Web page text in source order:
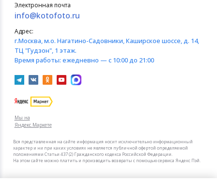
Мы на
Яндекс.Маркете
Электронная почта
info@kotofoto.ru
Адрес:
г.Москва, м.о. Нагатино-Садовники, Каширское шоссе, д. 14,
ТЦ "Гудзон", 1 этаж.
Время работы: ежедневно — с 10:00 до 21:00
Вся представленная на сайте информация носит исключительно информационный
характер и ни при каких условиях не является публичной офертой определяемой
положениями Статьи 437 (2) Гражданского кодекса Российской Федерации.
На этом сайте можно платить и производить возвраты с помощью сервиса Яндекс Пэй.